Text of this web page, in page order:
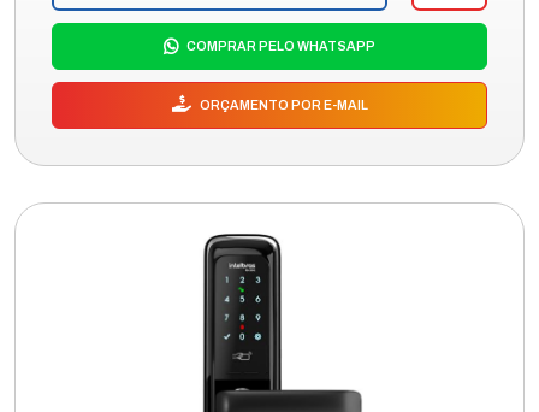
COMPRAR PELO WHATSAPP
ORÇAMENTO POR E-MAIL